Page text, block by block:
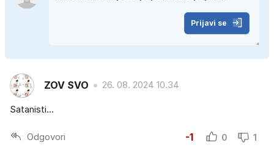
Prijavi se
ZOV SVO 26. 08. 2024 10.34
Satanisti...
Odgovori -1 0 1